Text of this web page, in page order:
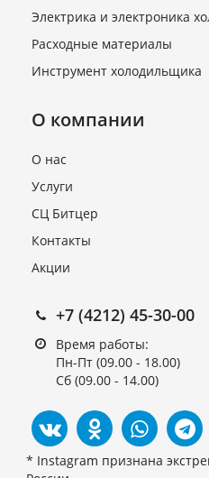
2 480 руб.
В наличии
6 810 руб.
Электрика и электроника
Расходные материалы
Инструмент холодильщика
О компании
О нас
Услуги
СЦ Битцер
Контакты
Акции
+7 (4212) 45-30-00
Время работы:
Пн-Пт (09.00 - 18.00)
Сб (09.00 - 14.00)
* Instagram признана